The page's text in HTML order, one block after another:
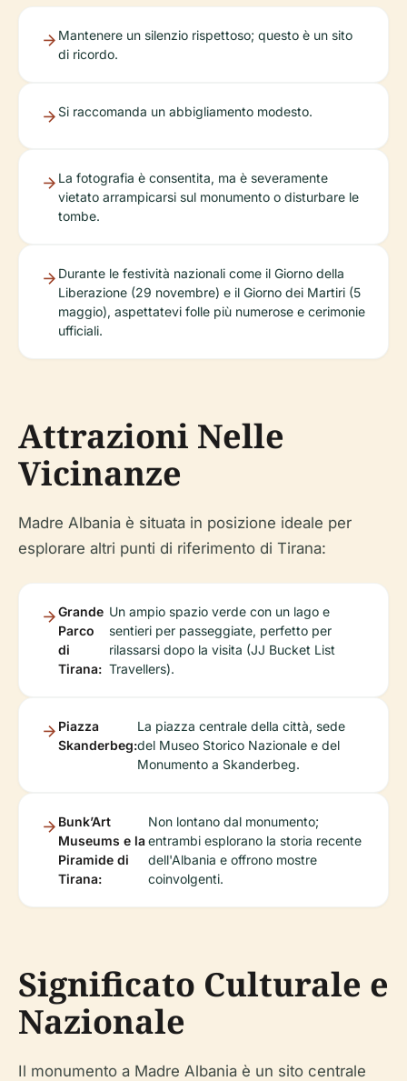
Mantenere un silenzio rispettoso; questo è un sito
di ricordo.
Si raccomanda un abbigliamento modesto.
La fotografia è consentita, ma è severamente
vietato arrampicarsi sul monumento o disturbare le
tombe.
Durante le festività nazionali come il Giorno della
Liberazione (29 novembre) e il Giorno dei Martiri (5
maggio), aspettatevi folle più numerose e cerimonie
ufficiali.
Attrazioni Nelle
Vicinanze
Madre Albania è situata in posizione ideale per
esplorare altri punti di riferimento di Tirana:
Grande
Parco
di
Tirana:
Un ampio spazio verde con un lago e
sentieri per passeggiate, perfetto per
rilassarsi dopo la visita (JJ Bucket List
Travellers).
Piazza
Skanderbeg:
La piazza centrale della città, sede
del Museo Storico Nazionale e del
Monumento a Skanderbeg.
Bunk’Art
Museums e la
Piramide di
Tirana:
Non lontano dal monumento;
entrambi esplorano la storia recente
dell'Albania e offrono mostre
coinvolgenti.
Significato Culturale e
Nazionale
Il monumento a Madre Albania è un sito centrale